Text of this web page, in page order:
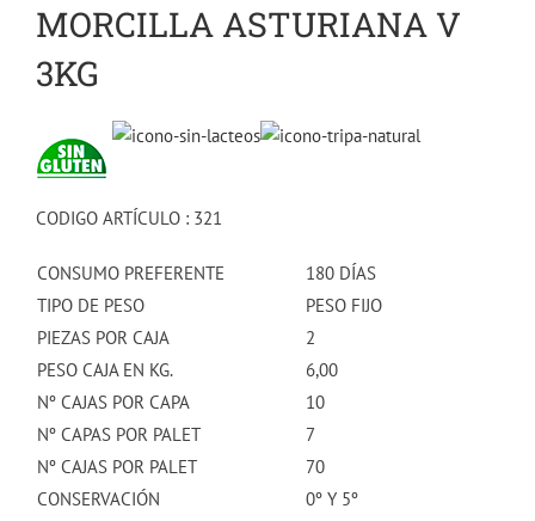
MORCILLA ASTURIANA V
3KG
CODIGO ARTÍCULO : 321
CONSUMO PREFERENTE
180 DÍAS
TIPO DE PESO
PESO FIJO
PIEZAS POR CAJA
2
PESO CAJA EN KG.
6,00
Nº CAJAS POR CAPA
10
Nº CAPAS POR PALET
7
Nº CAJAS POR PALET
70
CONSERVACIÓN
0º Y 5º